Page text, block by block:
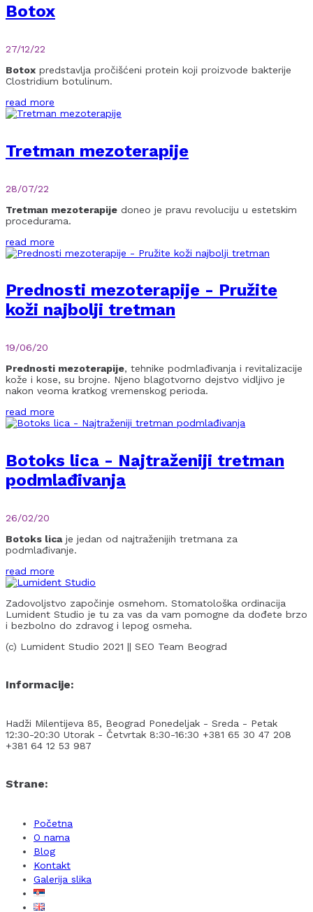
Botox
27/12/22
Botox predstavlja pročišćeni protein koji proizvode bakterije
Clostridium botulinum.
read more
Tretman mezoterapije
28/07/22
Tretman mezoterapije doneo je pravu revoluciju u estetskim
procedurama.
read more
Prednosti mezoterapije - Pružite
koži najbolji tretman
19/06/20
Prednosti mezoterapije, tehnike podmlađivanja i revitalizacije
kože i kose, su brojne. Njeno blagotvorno dejstvo vidljivo je
nakon veoma kratkog vremenskog perioda.
read more
Botoks lica - Najtraženiji tretman
podmlađivanja
26/02/20
Botoks licaje jedan od najtraženijih tretmana za
podmlađivanje.
read more
Zadovoljstvo započinje osmehom. Stomatološka ordinacija
Lumident Studio je tu za vas da vam pomogne da dođete brzo
i bezbolno do zdravog i lepog osmeha.
(c) Lumident Studio 2021 || SEO Team Beograd
Informacije:
Hadži Milentijeva 85, Beograd Ponedeljak - Sreda - Petak
12:30-20:30 Utorak - Četvrtak 8:30-16:30 +381 65 30 47 208
+381 64 12 53 987
Strane:
Početna
O nama
Blog
Kontakt
Galerija slika